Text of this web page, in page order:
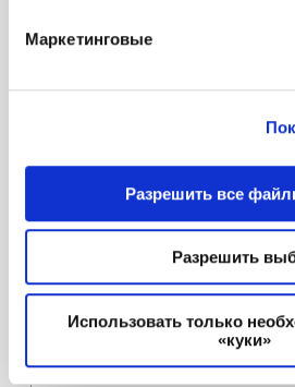
Маркетинговые
Разрешить все
Разрешить
Использовать только
«куки»